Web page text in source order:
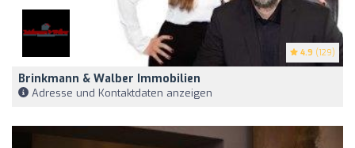
4.9 (129)
Brinkmann & Walber Immobilien
Adresse und Kontaktdaten anzeigen